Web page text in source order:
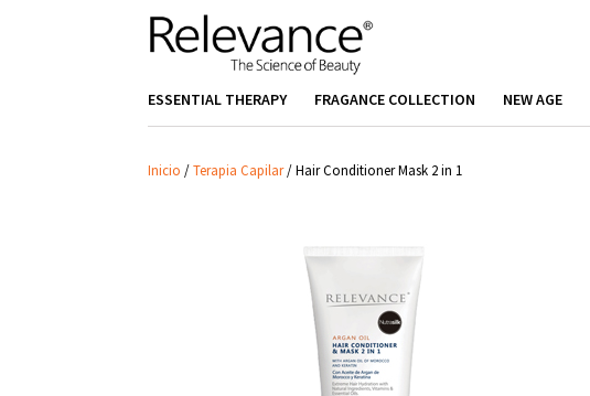
ESSENTIAL THERAPY FRAGANCE COLLECTION NEW AGE
Inicio /Terapia Capilar/Hair Conditioner Mask 2 in 1